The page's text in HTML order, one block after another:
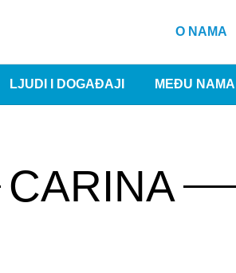
O NAMA
LJUDI I DOGAĐAJI MEĐU NAMA
CARINA